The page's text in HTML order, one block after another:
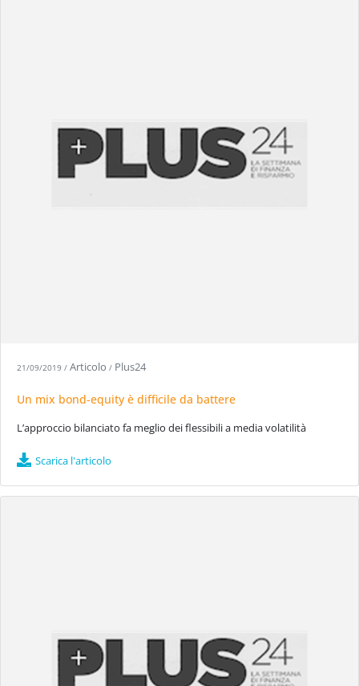
21/09/2019 / Articolo / Plus24
Un mix bond-equity è difficile da battere
L’approccio bilanciato fa meglio dei flessibili a media volatilità
Scarica l'articolo